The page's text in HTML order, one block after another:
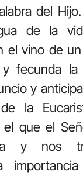
del
de la
el vino de
y fecunda la
y
la
que el
y nos